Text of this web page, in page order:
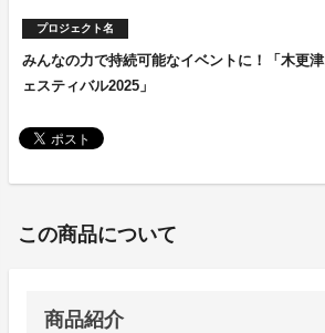
プロジェクト名
みんなの力で持続可能なイベントに！「木更
ェスティバル2025」
この商品について
商品紹介